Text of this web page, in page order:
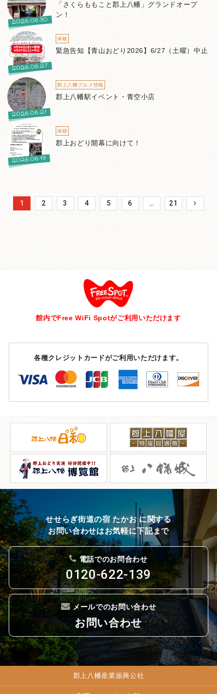
2026.06.30
「さくらももこと郡上八幡」グランドオープ
ン！
2026.06.27
体験
緊急告知【青山おどり2026】6/27（土曜）中止
2026.06.21
郡上八幡グルメ情報
郡上八幡駅イベント・青空小店
2026.06.19
体験
郡上おどり開幕に向けて！
1 2 3 4 5 6 … 21
館内でFree WiFi Spotがご利用いただけます
各種クレジットカードがご利用いただけます。
せせらぎ街道の宿 たかお に関する
お問い合わせはお気軽に下記まで
電話でのお問合わせ
0120-622-139
メールでのお問い合わせ
お問い合わせ
郡上八幡産業振興公社